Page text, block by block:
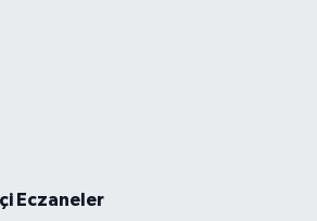
Eczaneler